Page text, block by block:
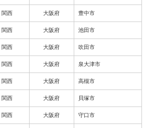
関西 大阪府 豊中市
関西 大阪府 池田市
関西 大阪府 吹田市
関西 大阪府 泉大津市
関西 大阪府 高槻市
関西 大阪府 貝塚市
関西 大阪府 守口市